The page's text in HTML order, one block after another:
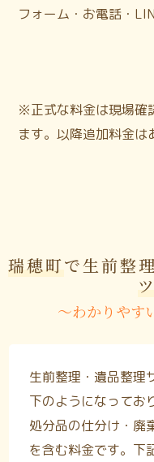
フォーム・お電話・
※正式な料金は現場確
ます。以降追加料金は
瑞穂町で生前整
〜わかりやす
生前整理・遺品整理
下のようになってお
処分品の仕分け・廃
を含む料金です。下